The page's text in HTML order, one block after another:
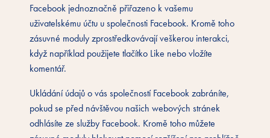
Facebook jednoznačně přiřazeno k vašemu
uživatelskému účtu u společnosti Facebook. Kromě toho
zásuvné moduly zprostředkovávají veškerou interakci,
když například použijete tlačítko Like nebo vložíte
komentář.
Ukládání údajů o vás společností Facebook zabráníte,
pokud se před návštěvou našich webových stránek
odhlásíte ze služby Facebook. Kromě toho můžete